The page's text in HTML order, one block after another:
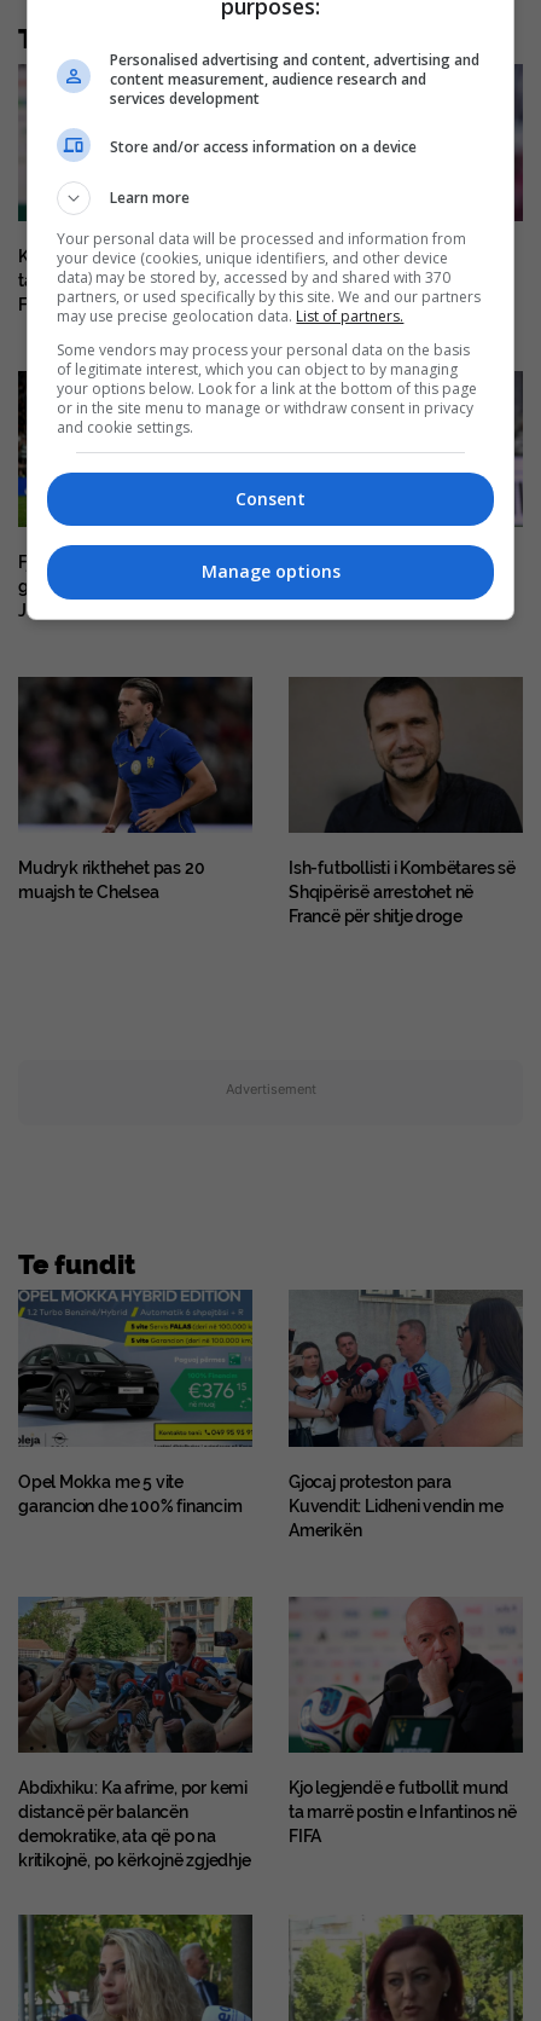
Të tjera nga rubrika
Kjo legjendë e futbollit mund
ta marrë postin e Infantinos në
FIFA
Diomande është “Cristiano
Ronaldo i ri”, të paktën për
pritshmëritë dhe çmimin
Fjalët e para të Zhegrovës pas
golit të parë në fanellën e
Juventusit
Zbulohen klubet e
Premierligës të cilave u është
Mudryk rikthehet pas 20
muajsh te Chelsea
Ish-futbollisti i Kombëtares së
Shqipërisë arrestohet në
Francë për shitje droge
Advertisement
Te fundit
Opel Mokka me 5 vite
garancion dhe 100% financim
Gjocaj proteston para
Kuvendit: Lidheni vendin me
Amerikën
Abdixhiku: Ka afrime, por kemi
distancë për balancën
demokratike, ata që po na
kritikojnë, po kërkojnë zgjedhje
Kjo legjendë e futbollit mund
ta marrë postin e Infantinos në
FIFA
Personalised advertising and content, advertising and
content measurement, audience research and
services development
Store and/or access information on a device
Learn more
Your personal data will be processed and information from
your device (cookies, unique identifiers, and other device
data) may be stored by, accessed by and shared with 370
partners, or used specifically by this site. We and our partners
may use precise geolocation data. List of partners.
Some vendors may process your personal data on the basis
of legitimate interest, which you can object to by managing
your options below. Look for a link at the bottom of this page
or in the site menu to manage or withdraw consent in privacy
and cookie settings.
Consent
Manage options